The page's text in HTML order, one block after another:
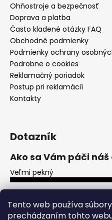
Tento web používa
prechádzaním tohto
Ohňostroje a bezpečnosť
Doprava a platba
Často kladené otázky FAQ
Obchodné podmienky
Podmienky ochrany
Podrobne o cookies
Reklamačný poriadok
Postup pri reklamácií
Kontakty
Dotazník
Ako sa Vám páči
Veľmi pekný
Nepáči sa mi